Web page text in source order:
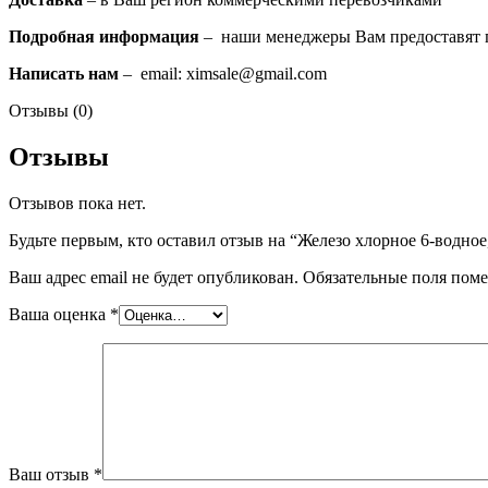
Подробная информация – наши менеджеры Вам
Написать нам – email: ximsale@gmail.com
Отзывы (0)
Отзывы
Отзывов пока нет.
Будьте первым, кто оставил отзыв на “Железо хлорное 6-
Ваш адрес email не будет опубликован. Обязательные поля
Ваша оценка *
Ваш отзыв *